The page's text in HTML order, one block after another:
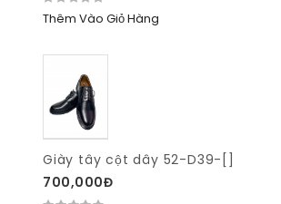
Thêm Vào Giỏ Hàng
Giày tây cột dây 52-D39-[]
700,000Đ